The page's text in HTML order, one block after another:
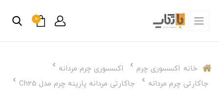
0
خانه اکسسوری چرم
اکسسوری چرم مردانه
جاکارتی چرم مردانه
جاکارتی مردانه پارینه چرم مدل Ch25